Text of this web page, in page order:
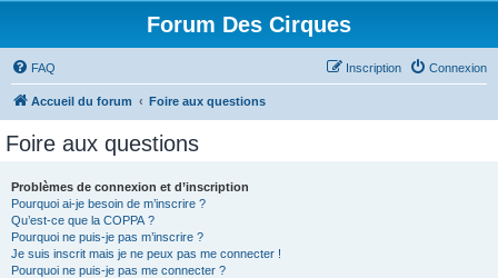
Forum Des Cirques
FAQ Connexion
Inscription
Accueil du forum Foire aux questions
Foire aux questions
Problèmes de connexion et d’inscription
Pourquoi ai-je besoin de m’inscrire ?
Qu’est-ce que la COPPA ?
Pourquoi ne puis-je pas m’inscrire ?
Je suis inscrit mais je ne peux pas me connecter !
Pourquoi ne puis-je pas me connecter ?